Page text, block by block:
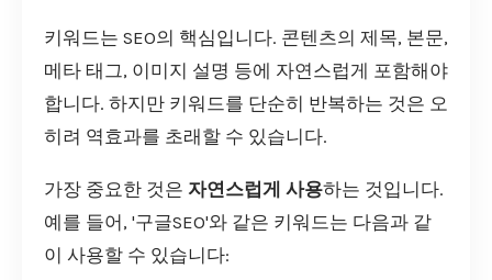
키워드는 SEO의 핵심입니다. 콘텐츠의 제목, 본문,
메타 태그, 이미지 설명 등에 자연스럽게 포함해야
합니다. 하지만 키워드를 단순히 반복하는 것은 오
히려 역효과를 초래할 수 있습니다.
가장 중요한 것은 자연스럽게 사용하는 것입니다.
예를 들어, '구글SEO'와 같은 키워드는 다음과 같
이 사용할 수 있습니다: